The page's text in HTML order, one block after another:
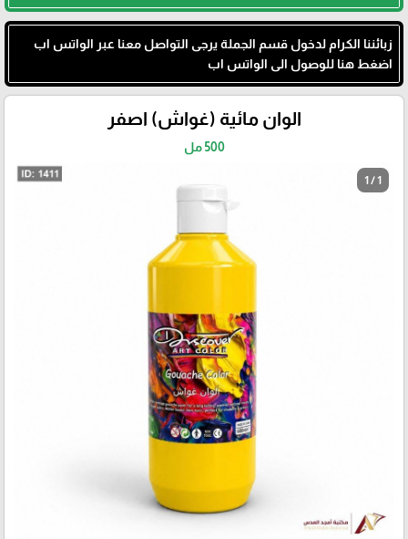
زبائننا الكرام لدخول قسم الجملة يرجى التواصل معنا عبر الواتس اب
اضغط هنا للوصول الى الواتس اب
الوان مائية (غواش) اصفر
500 مل
1 / 1